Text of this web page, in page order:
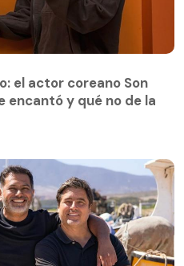
el actor coreano Son
encantó y qué no de la